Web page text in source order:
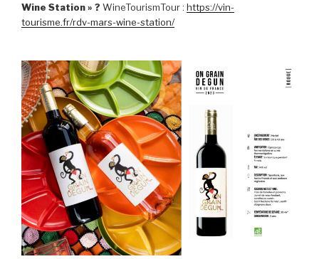
Wine Station » ? WineTourismTour : https://vin-
tourisme.fr/rdv-mars-wine-station/